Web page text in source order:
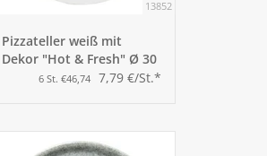
13852
Pizzateller weiß mit
Dekor "Hot & Fresh" Ø 30
6 St. €46,74 7,79 €/St.*